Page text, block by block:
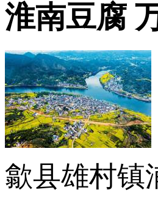
淮南豆腐
歙县雄村镇